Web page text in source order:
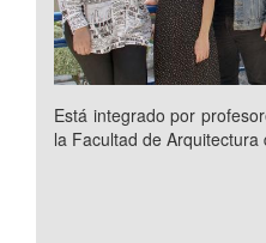
Está integrado por
la Facultad de Arquitectura